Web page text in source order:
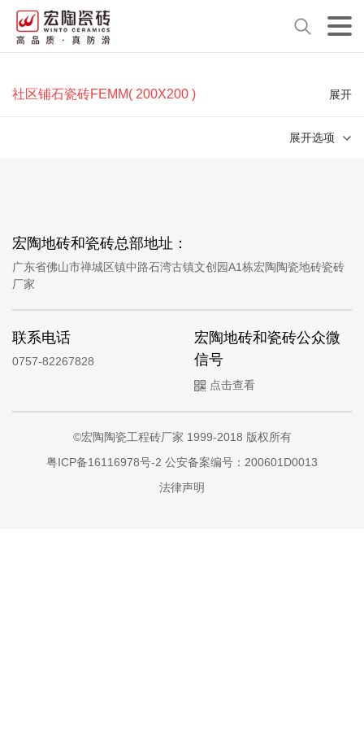
社区铺石瓷砖FEMM( 200X200 ) 展开
展开选项
宏陶地砖和瓷砖总部地址：
广东省佛山市禅城区镇中路石湾古镇文创园A1栋宏陶陶瓷地砖瓷砖
厂家
联系电话
0757-82267828
宏陶地砖和瓷砖公众微
信号
点击查看
©宏陶陶瓷工程砖厂家 1999-2018 版权所有
粤ICP备16116978号-2 公安备案编号：200601D0013
法律声明